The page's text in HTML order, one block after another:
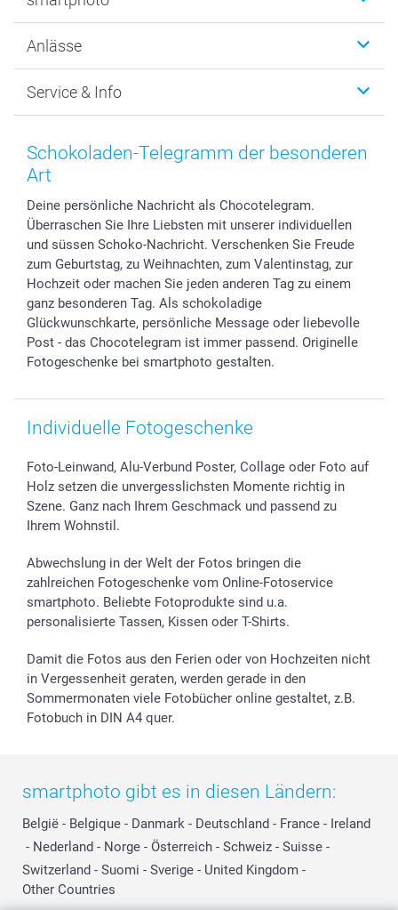
Fotogeschenke
MyNameBook
Fotoabzüge, Fotos als Buch & Poster
Zubehör & Material
Foto-Kalender & Agenden
Geschenk-Gutscheine (PDF)
Warum smartphoto
Datenschutz
AGB
Impressum
Partnerprogramme
Investor Relations
B2B smartbusiness
Widerrufsrecht
Anlässe
Neujahr
Muttertag
Vatertag
Hochzeit
Geburtstag
Geburt
Zu allen Anlässen
Service & Info
Preise und Versandkosten
Lieferfristen
Zahlungsmöglichkeiten
Anmelden /Registrieren
Sitemap
Status der Bestellung
smartfriends
smartgarantie
smartbonus
Schokoladen-Telegramm der besonderen
Art
Deine persönliche Nachricht als Chocotelegram.
Überraschen Sie Ihre Liebsten mit unserer individuellen
und süssen Schoko-Nachricht. Verschenken Sie Freude
zum Geburtstag, zu Weihnachten, zum Valentinstag, zur
Hochzeit oder machen Sie jeden anderen Tag zu einem
ganz besonderen Tag. Als schokoladige
Glückwunschkarte, persönliche Message oder liebevolle
Post - das Chocotelegram ist immer passend. Originelle
Fotogeschenke bei smartphoto gestalten.
Individuelle Fotogeschenke
Foto-Leinwand, Alu-Verbund Poster, Collage oder Foto auf
Holz setzen die unvergesslichsten Momente richtig in
Szene. Ganz nach Ihrem Geschmack und passend zu
Ihrem Wohnstil.
Abwechslung in der Welt der Fotos bringen die
zahlreichen Fotogeschenke vom Online-Fotoservice
smartphoto. Beliebte Fotoprodukte sind u.a.
personalisierte Tassen, Kissen oder T-Shirts.
Damit die Fotos aus den Ferien oder von Hochzeiten nicht
in Vergessenheit geraten, werden gerade in den
Sommermonaten viele Fotobücher online gestaltet, z.B.
Fotobuch in DIN A4 quer.
smartphoto gibt es in diesen Ländern:
België - Belgique - Danmark - Deutschland - France - Ireland
- Nederland - Norge - Österreich - Schweiz - Suisse -
Switzerland - Suomi - Sverige - United Kingdom -
Other Countries